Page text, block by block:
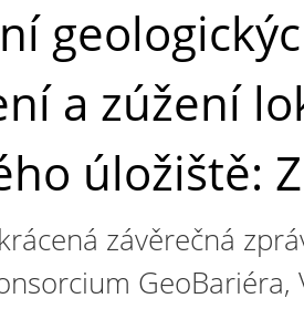
a zúžení
úložiště:
závěrečná